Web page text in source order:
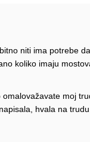
niti ima potrebe
koliko imaju
moj
hvala na